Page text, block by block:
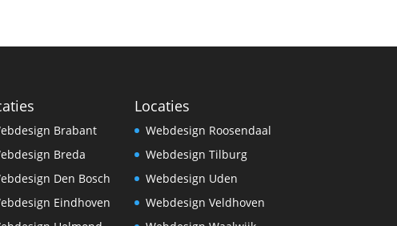
Brabant
Breda
Den Bosch
Eindhoven
Locaties
Webdesign Roosendaal
Webdesign Tilburg
Webdesign Uden
Webdesign Veldhoven